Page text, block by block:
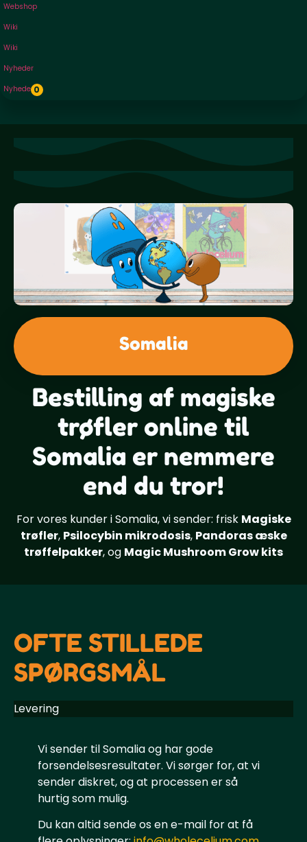
Webshop
Wiki
Wiki
Nyheder
Nyheder0
Somalia
Bestilling af magiske
trøfler online til
Somalia er nemmere
end du tror!
For vores kunder i Somalia, vi sender: frisk Magiske
trøfler, Psilocybin mikrodosis, Pandoras æske
trøffelpakker, og Magic Mushroom Grow kits
OFTE STILLEDE
SPØRGSMÅL
Levering
Vi sender til Somalia og har gode
forsendelsesresultater. Vi sørger for, at vi
sender diskret, og at processen er så
hurtig som mulig.
Du kan altid sende os en e-mail for at få